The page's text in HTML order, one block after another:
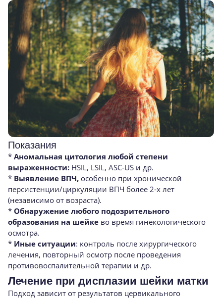
Показания
* Аномальная цитология любой степени
выраженности: HSIL, LSIL, ASC-US и др.
* Выявление ВПЧ, особенно при хронической
персистенции/циркуляции ВПЧ более 2-х лет
(независимо от возраста).
* Обнаружение любого подозрительного
образования на шейке во время гинекологического
осмотра.
* Иные ситуации: контроль после хирургического
лечения, повторный осмотр после проведения
противовоспалительной терапии и др.
Лечение при дисплазии шейки матки
Подход зависит от результатов цервикального